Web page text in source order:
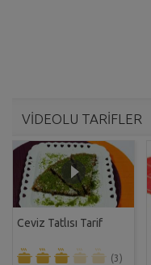
VİDEOLU TARİFLER
Ceviz Tatlısı Tarif
(3)